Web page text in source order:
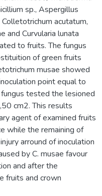
sp., Aspergillus
acutatum,
and Curvularia lunata
to fruits. The fungus
of green fruits
musae showed
point equal to
tested the lesioned
cm2. This results
agent of examined fruits
while the remaining of
arround of inoculation
by C. musae favour
and after the
fruits and crown